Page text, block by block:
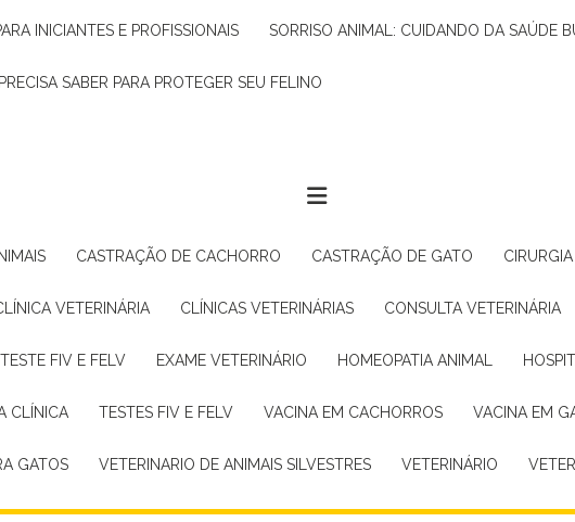
INICIANTES E PROFISSIONAIS SORRISO ANIMAL: CUIDANDO DA SAÚDE
SABER PARA PROTEGER SEU FELINO
CASTRAÇÃO DE CACHORRO CASTRAÇÃO DE GATO
CLÍNICA VETERINÁRIA CLÍNICAS VETERINÁRIAS CONSULTA VETERINÁRIA
TESTE FIV E FELV EXAME VETERINÁRIO HOMEOPATIA ANIMAL
CLÍNICA TESTES FIV E FELV VACINA EM CACHORROS VACINA EM
GATOS VETERINARIO DE ANIMAIS SILVESTRES VETERINÁRIO